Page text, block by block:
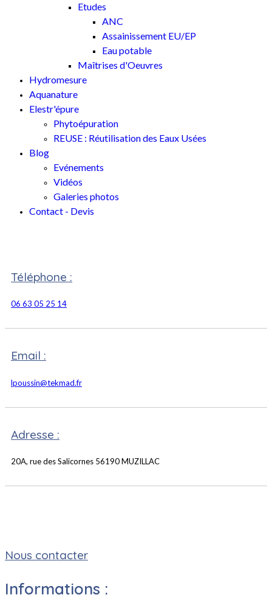
Etudes
ANC
Assainissement EU/EP
Eau potable
Maîtrises d'Oeuvres
Hydromesure
Aquanature
Elestr'épure
Phytoépuration
REUSE : Réutilisation des Eaux Usées
Blog
Evénements
Vidéos
Galeries photos
Contact - Devis
Téléphone :
06 63 05 25 14
Email :
lpoussin@tekmad.fr
Adresse :
20A, rue des Salicornes 56190 MUZILLAC
Nous contacter
Informations :